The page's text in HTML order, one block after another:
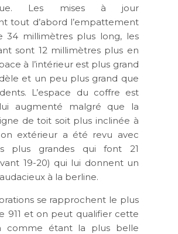
Les mises à jour
tout d’abord l’empattement
34 millimètres plus long, les
sont 12 millimètres plus en
à l’intérieur est plus grand
et un peu plus grand que
L’espace du coffre est
augmenté malgré que la
de toit soit plus inclinée à
extérieur a été revu avec
plus grandes qui font 21
19-20) qui lui donnent un
à la berline.
se rapprochent le plus
911 et on peut qualifier cette
comme étant la plus belle